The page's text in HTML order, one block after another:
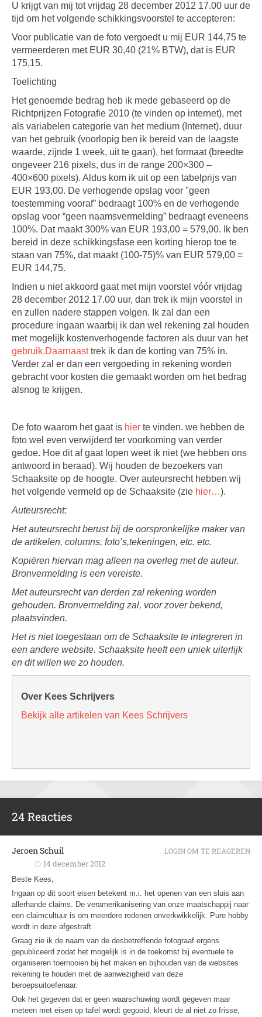
U krijgt van mij tot vrijdag 28 december 2012 17.00 uur de
tijd om het volgende schikkingsvoorstel te accepteren:
Voor publicatie van de foto vergoedt u mij EUR 144,75 te
vermeerderen met EUR 30,40 (21% BTW), dat is EUR
175,15.
Toelichting
Het genoemde bedrag heb ik mede gebaseerd op de
Richtprijzen Fotografie 2010 (te vinden op internet), met
als variabelen categorie van het medium (Internet), duur
van het gebruik (voorlopig ben ik bereid van de laagste
waarde, zijnde 1 week, uit te gaan), het formaat (breedte
ongeveer 216 pixels, dus in de range 200×300 –
400×600 pixels). Aldus kom ik uit op een tabelprijs van
EUR 193,00. De verhogende opslag voor "geen
toestemming vooraf” bedraagt 100% en de verhogende
opslag voor “geen naamsvermelding” bedraagt eveneens
100%. Dat maakt 300% van EUR 193,00 = 579,00. Ik ben
bereid in deze schikkingsfase een korting hierop toe te
staan van 75%, dat maakt (100-75)% van EUR 579,00 =
EUR 144,75.
Indien u niet akkoord gaat met mijn voorstel vóór vrijdag
28 december 2012 17.00 uur, dan trek ik mijn voorstel in
en zullen nadere stappen volgen. Ik zal dan een
procedure ingaan waarbij ik dan wel rekening zal houden
met mogelijk kostenverhogende factoren als duur van het
gebruik.Daarnaasttrek ik dan de korting van 75% in.
Verder zal er dan een vergoeding in rekening worden
gebracht voor kosten die gemaakt worden om het bedrag
alsnog te krijgen.
De foto waarom het gaat is hier te vinden. we hebben de
foto wel even verwijderd ter voorkoming van verder
gedoe. Hoe dit af gaat lopen weet ik niet (we hebben ons
antwoord in beraad). Wij houden de bezoekers van
Schaaksite op de hoogte. Over auteursrecht hebben wij
het volgende vermeld op de Schaaksite (zie hier…).
Auteursrecht:
Het auteursrecht berust bij de oorspronkelijke maker van
de artikelen, columns, foto’s,tekeningen, etc. etc.
Kopiëren hiervan mag alleen na overleg met de auteur.
Bronvermelding is een vereiste.
Met auteursrecht van derden zal rekening worden
gehouden. Bronvermelding zal, voor zover bekend,
plaatsvinden.
Het is niet toegestaan om de Schaaksite te integreren in
een andere website. Schaaksite heeft een uniek uiterlijk
en dit willen we zo houden.
Over Kees Schrijvers
Bekijk alle artikelen van Kees Schrijvers
24 Reacties
Jeroen Schuil
14 december 2012
Beste Kees,
Ingaan op dit soort eisen betekent m.i. het openen van een sluis aan
allerhande claims. De veramerikanisering van onze maatschappij naar
een claimcultuur is om meerdere redenen onverkwikkelijk. Pure hobby
wordt in deze afgestraft.
Graag zie ik de naam van de desbetreffende fotograaf ergens
gepubliceerd zodat het mogelijk is in de toekomst bij eventuele te
organiseren toernooien bij het maken en bijhouden van de websites
rekening te houden met de aanwezigheid van deze
beroepsuitoefenaar.
Ook het gegeven dat er geen waarschuwing wordt gegeven maar
meteen met eisen op tafel wordt gegooid, kleurt de al niet zo frisse,
LOGIN OM TE REAGEREN